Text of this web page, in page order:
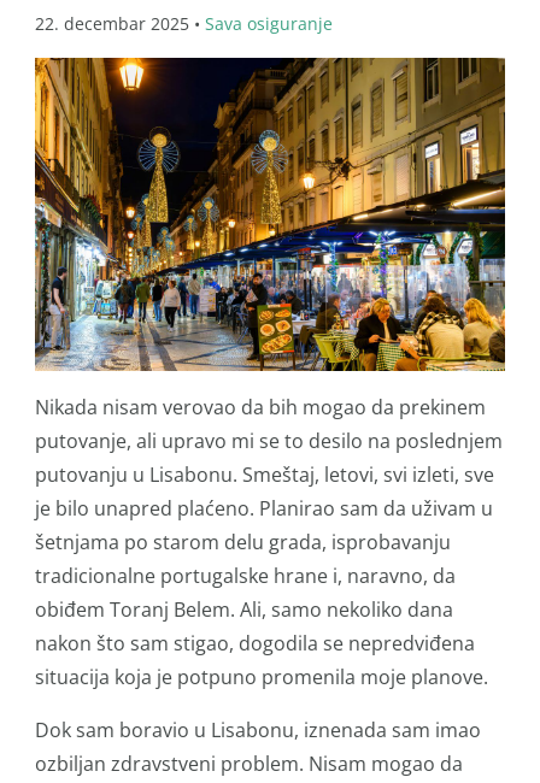
22. decembar 2025 • Sava osiguranje
Nikada nisam verovao da bih mogao da prekinem
putovanje, ali upravo mi se to desilo na poslednjem
putovanju u Lisabonu. Smeštaj, letovi, svi izleti, sve
je bilo unapred plaćeno. Planirao sam da uživam u
šetnjama po starom delu grada, isprobavanju
tradicionalne portugalske hrane i, naravno, da
obiđem Toranj Belem. Ali, samo nekoliko dana
nakon što sam stigao, dogodila se nepredviđena
situacija koja je potpuno promenila moje planove.
Dok sam boravio u Lisabonu, iznenada sam imao
ozbiljan zdravstveni problem. Nisam mogao da